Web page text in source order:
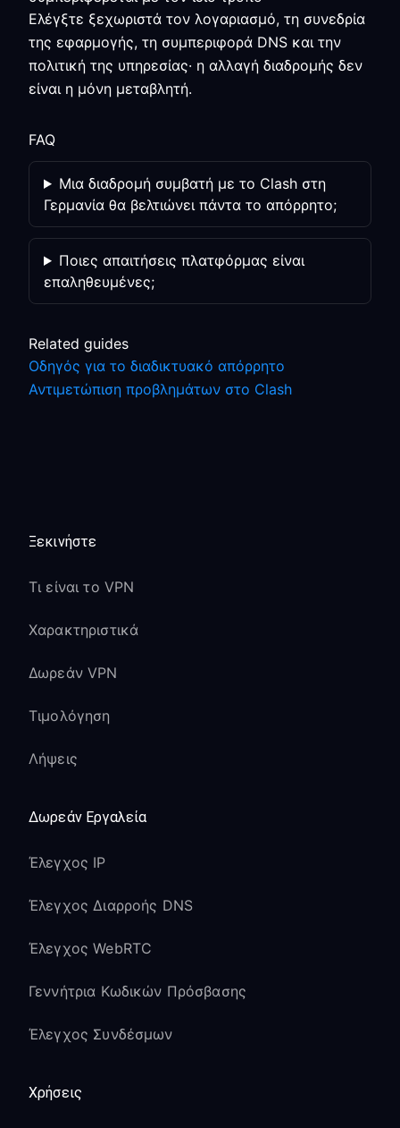
Ελέγξτε ξεχωριστά τον λογαριασμό, τη συνεδρία
της εφαρμογής, τη συμπεριφορά DNS και την
πολιτική της υπηρεσίας· η αλλαγή διαδρομής δεν
είναι η μόνη μεταβλητή.
FAQ
Μια διαδρομή συμβατή με το Clash στη
Γερμανία θα βελτιώνει πάντα το απόρρητο;
Ποιες απαιτήσεις πλατφόρμας είναι
επαληθευμένες;
Related guides
Οδηγός για το διαδικτυακό απόρρητο
Αντιμετώπιση προβλημάτων στο Clash
Ξεκινήστε
Τι είναι το VPN
Χαρακτηριστικά
Δωρεάν VPN
Τιμολόγηση
Λήψεις
Δωρεάν Εργαλεία
Έλεγχος IP
Έλεγχος Διαρροής DNS
Έλεγχος WebRTC
Γεννήτρια Κωδικών Πρόσβασης
Έλεγχος Συνδέσμων
Χρήσεις